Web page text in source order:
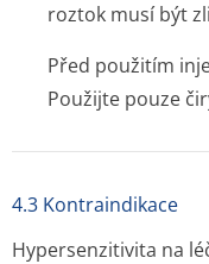
roztok musí být
Před použitím
Použijte pouze
4.3 Kontraindikace
Hypersenzitivita na